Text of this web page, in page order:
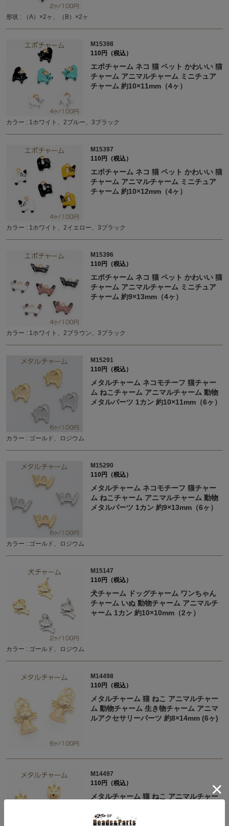
形状 : （A）×2ヶ、（B）×2ヶ
M15398
110円（税込）
エポチャーム ネコ 猫 ペット かわいい 猫
チャーム アニマルチャーム ミニチュア
チャーム 約10×11mm（4ヶ）
カラー : 1ホワイト、2ブルー、3ブラック
M15397
110円（税込）
エポチャーム ネコ 猫 ペット かわいい 猫
チャーム アニマルチャーム ミニチュア
チャーム 約10×12mm（4ヶ）
カラー : 1ホワイト、2イエロー、3ブラック
M15396
110円（税込）
エポチャーム ネコ 猫 ペット かわいい 猫
チャーム アニマルチャーム ミニチュア
チャーム 約9×13mm（4ヶ）
カラー : 1ホワイト、2ブラウン、3ブラック
M15291
110円（税込）
メタルチャーム ネコモチーフ 猫チャー
ム ねこチャーム アニマルチャーム 動物
メタルパーツ 1カン 約10×11mm（6ヶ）
カラー : ゴールド、ロジウム
M15290
110円（税込）
メタルチャーム ネコモチーフ 猫チャー
ム ねこチャーム アニマルチャーム 動物
メタルパーツ 1カン 約9×13mm（6ヶ）
カラー : ゴールド、ロジウム
M15147
110円（税込）
犬チャーム ドッグチャーム ワンちゃん
チャーム いぬ 動物チャーム アニマルチ
ャーム 1カン 約10×10mm（2ヶ）
カラー : ゴールド、ロジウム
M14498
110円（税込）
メタルチャーム 猫 ねこ アニマルチャー
ム 動物チャーム 生き物チャーム アニマ
ルアクセサリーパーツ 約8×14mm (6ヶ)
M14497
110円（税込）
メタルチャーム 猫 ねこ アニマルチャー
ルアクセサリーパーツ 2サイズ (6ヶ)